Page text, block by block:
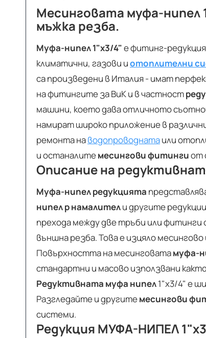
Месинговата муфа-нипел
мъжка резба.
Муфа-нипел 1"х3/4"е фитинг-
климатични, газови иотоплителни
са произведени в Италия - имат
на фитингите за ВиК и в частност
машини, което дава отличното
намират широко приложение в
ремонта наводопроводнатаили
и останалитемесингови фитингиот
Описание на
Муфа-нипел редукцията
нипел р намалители другите
прехода между две тръби или
външна резба. Това е изцяло
Повърхността на месинговатамуфа-
стандартни и масово използвани
Редуктивната муфа нипел1"х3/4" е
Разгледайте и другитемесингови
системи.
Редукция МУФА-НИПЕЛ